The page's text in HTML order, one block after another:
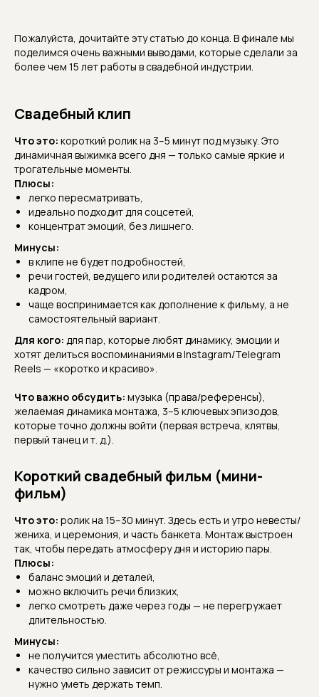
Пожалуйста, дочитайте эту статью до конца. В финале мы
поделимся очень важными выводами, которые сделали за
более чем 15 лет работы в свадебной индустрии.
Свадебный клип
Что это: короткий ролик на 3–5 минут под музыку. Это
динамичная выжимка всего дня — только самые яркие и
трогательные моменты.
Плюсы:
легко пересматривать,
идеально подходит для соцсетей,
концентрат эмоций, без лишнего.
Минусы:
в клипе не будет подробностей,
речи гостей, ведущего или родителей остаются за
кадром,
чаще воспринимается как дополнение к фильму, а не
самостоятельный вариант.
Для кого: для пар, которые любят динамику, эмоции и
хотят делиться воспоминаниями в Instagram/Telegram
Reels — «коротко и красиво».
Что важно обсудить: музыка (права/референсы),
желаемая динамика монтажа, 3–5 ключевых эпизодов,
которые точно должны войти (первая встреча, клятвы,
первый танец и т. д.).
Короткий свадебный фильм (мини-
фильм)
Что это: ролик на 15–30 минут. Здесь есть и утро невесты/
жениха, и церемония, и часть банкета. Монтаж выстроен
так, чтобы передать атмосферу дня и историю пары.
Плюсы:
баланс эмоций и деталей,
можно включить речи близких,
легко смотреть даже через годы — не перегружает
длительностью.
Минусы:
не получится уместить абсолютно всё,
качество сильно зависит от режиссуры и монтажа —
нужно уметь держать темп.